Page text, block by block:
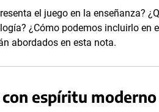
el juego en la enseñanza?
¿Cómo podemos incluirlo en
abordados en esta nota.
espíritu moderno